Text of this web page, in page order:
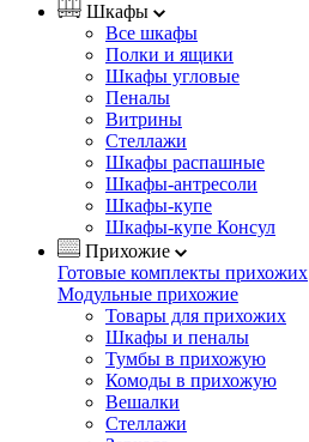
Шкафы
Все шкафы
Полки и ящики
Шкафы угловые
Пеналы
Витрины
Стеллажи
Шкафы распашные
Шкафы-антресоли
Шкафы-купе
Шкафы-купе Консул
Прихожие
Готовые комплекты прихожих
Модульные прихожие
Товары для прихожих
Шкафы и пеналы
Тумбы в прихожую
Комоды в прихожую
Вешалки
Стеллажи